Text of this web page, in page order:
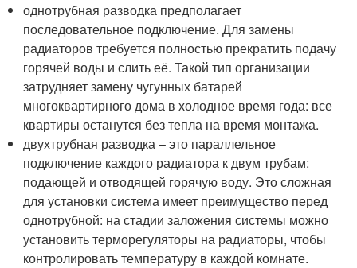
однотрубная разводка предполагает
последовательное подключение. Для замены
радиаторов требуется полностью прекратить подачу
горячей воды и слить её. Такой тип организации
затрудняет замену чугунных батарей
многоквартирного дома в холодное время года: все
квартиры останутся без тепла на время монтажа.
двухтрубная разводка – это параллельное
подключение каждого радиатора к двум трубам:
подающей и отводящей горячую воду. Это сложная
для установки система имеет преимущество перед
однотрубной: на стадии заложения системы можно
установить терморегуляторы на радиаторы, чтобы
контролировать температуру в каждой комнате.